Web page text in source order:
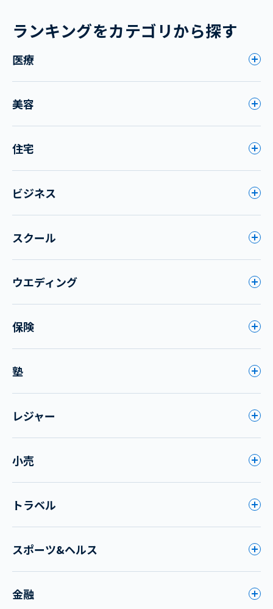
ランキングをカテゴリから探す
医療
美容
住宅
ビジネス
スクール
ウエディング
保険
塾
レジャー
小売
トラベル
スポーツ&ヘルス
金融